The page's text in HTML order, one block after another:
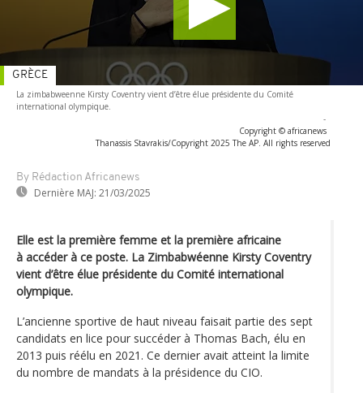
La zimbabweenne Kirsty Coventry vient d’être élue présidente du Comité
international olympique.
-
Copyright © africanews
Thanassis Stavrakis/Copyright 2025 The AP. All rights reserved
By Rédaction Africanews
Dernière MAJ: 21/03/2025
GRÈCE
Elle est la première femme et la première africaine
à accéder à ce poste. La Zimbabwéenne Kirsty Coventry
vient d’être élue présidente du Comité international
olympique.
L’ancienne sportive de haut niveau faisait partie des sept
candidats en lice pour succéder à Thomas Bach, élu en
2013 puis réélu en 2021. Ce dernier avait atteint la limite
du nombre de mandats à la présidence du CIO.